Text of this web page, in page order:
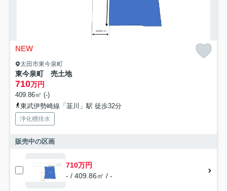
NEW
太田市東今泉町
東今泉町 売土地
710万円
409.86㎡ (-)
東武伊勢崎線「韮川」駅 徒歩32分
浄化槽排水
販売中の区画
710万円
- / 409.86㎡ / -